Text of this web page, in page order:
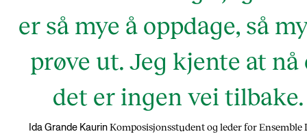
er så mye å oppdage, så
prøve ut. Jeg kjente at nå
det er ingen vei tilbake.
Ida Grande Kaurin Komposisjonsstudent og leder for Ensemble